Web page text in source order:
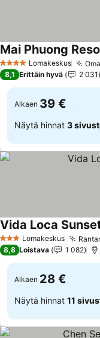
4 TähtiluokitusLomakeskus
Mai Phuong
8,1 Erittäin hyvä 2 031
Alkaen 39 €
Näytä hinnat 3
3 Tähtiluokitus
Lomakeskus
Vida Loca
8,8 Loistava 1 082
Alkaen 28 €
Näytä hinnat 11